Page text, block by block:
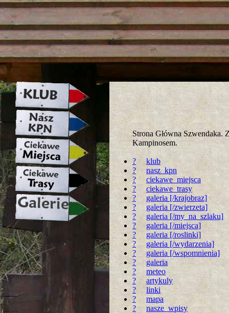
strona w naprawie zapraszamy
Strona Główna Szwendaka.
Kampinosem.
?
klub
?
nasz_kpn
?
ciekawe_miejsca
?
ciekawe_trasy
?
galeria [/krajobraz]
?
galeria [/zwierzeta]
?
galeria [/my_na_szlaku]
?
galeria [/miejsca]
?
galeria [/roslinki]
?
galeria [/wydarzenia]
?
galeria [/wspomnienia]
?
galeria
?
meteo
?
artykuly
?
linki
?
mapa
?
nasze_wpisy